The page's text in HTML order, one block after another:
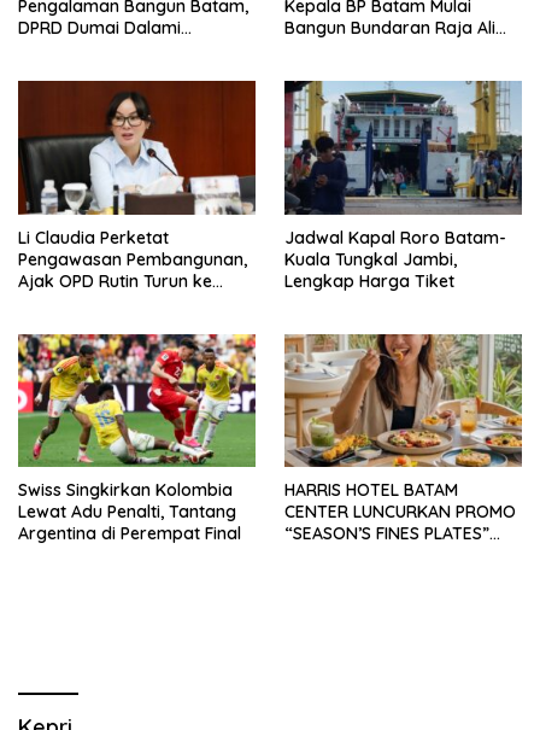
Pengalaman Bangun Batam,
DPRD Dumai Dalami
Kepala BP Batam Mulai
Bangun Bundaran Raja Ali
Li Claudia Perketat
Pengawasan Pembangunan,
Ajak OPD Rutin Turun ke
Jadwal Kapal Roro Batam-
Kuala Tungkal Jambi,
Lengkap Harga Tiket
Swiss Singkirkan Kolombia
Lewat Adu Penalti, Tantang
Argentina di Perempat Final
HARRIS HOTEL BATAM
CENTER LUNCURKAN PROMO
“SEASON’S FINES PLATES”